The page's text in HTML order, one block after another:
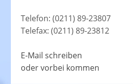
Telefon: (0211) 89-23807
Telefax: (0211) 89-23812
E-Mail schreiben
oder vorbei kommen